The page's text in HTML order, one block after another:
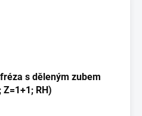
s děleným zubem
Z=1+1; RH)